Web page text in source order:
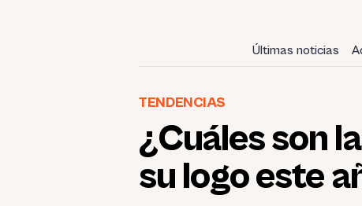
Últimas noticias
TENDENCIAS
¿Cuáles son
su logo este